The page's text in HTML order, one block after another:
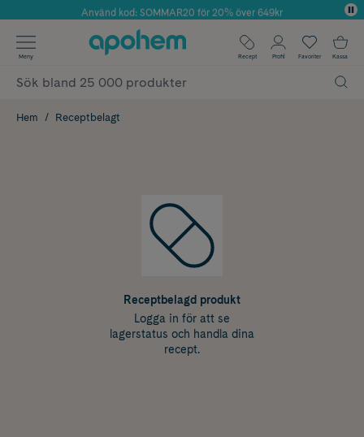
Årets Butik 2025 inom Skönhet
Använd kod: SOMMAR20 för 20% över 649kr
✓ Fri frakt
✓ Poäng på alla köp*
Meny Recept Profil Favoriter Kassa
Hem Receptbelagt
Receptbelagd produkt
Logga in för att se
lagerstatus och handla dina
recept.